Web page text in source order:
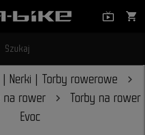
shopping_cart
Szukaj
| Nerki | Torby rowerowe
na rower
Torby na rower
Evoc